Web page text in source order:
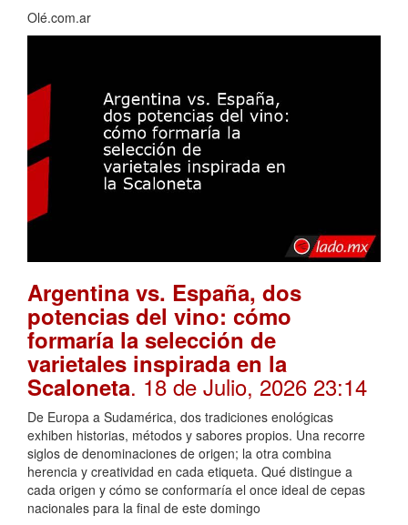
Olé.com.ar
Argentina vs. España, dos
potencias del vino: cómo
formaría la selección de
varietales inspirada en la
Scaloneta. 18 de Julio, 2026 23:14
De Europa a Sudamérica, dos tradiciones enológicas
exhiben historias, métodos y sabores propios. Una recorre
siglos de denominaciones de origen; la otra combina
herencia y creatividad en cada etiqueta. Qué distingue a
cada origen y cómo se conformaría el once ideal de cepas
nacionales para la final de este domingo